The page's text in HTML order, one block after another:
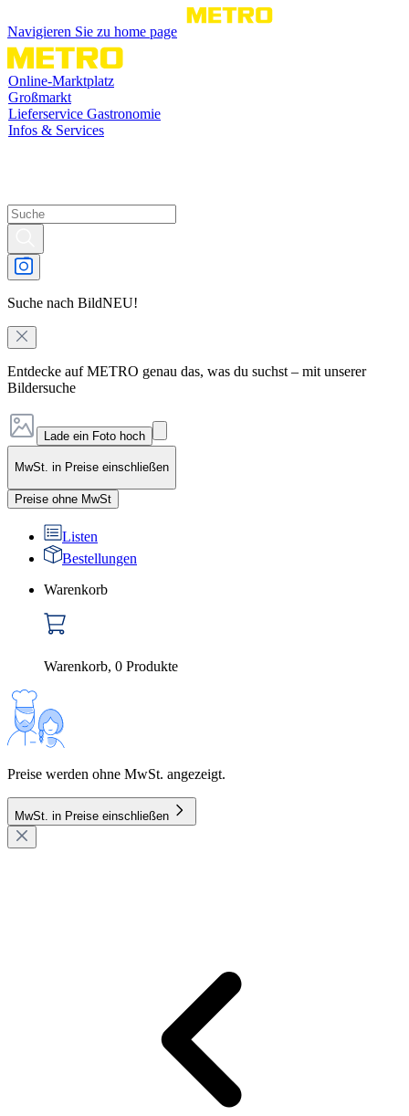
Navigieren Sie zu home page
Online-Marktplatz
Großmarkt
Lieferservice Gastronomie
Infos & Services
Suche nach BildNEU!
Entdecke auf METRO genau das, was du suchst – mit unserer
Bildersuche
Lade ein Foto hoch
MwSt. in Preise einschließen
Preise ohne MwSt
Listen
Bestellungen
Warenkorb
Warenkorb, 0 Produkte
Preise werden ohne MwSt. angezeigt.
MwSt. in Preise einschließen